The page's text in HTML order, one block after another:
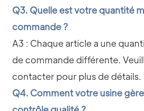
Q3. Quelle est votre quantité
commande ?
A3 : Chaque article a une
de commande différente.
contacter pour plus de détails.
Q4. Comment votre usine